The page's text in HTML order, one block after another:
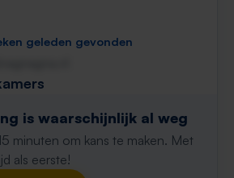
geleden gevonden
is waarschijnlijk al weg
minuten om kans te maken. Met
als eerste!